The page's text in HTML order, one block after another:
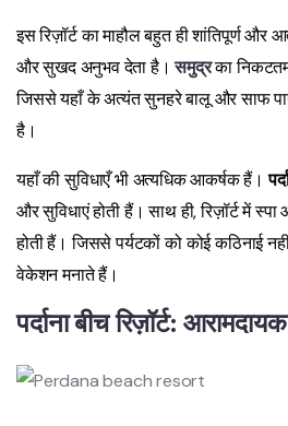
इस रिज़ॉर्ट का माहौल बहुत ही शांतिपूर्ण और
और सुखद अनुभव देता है।समुद्रका निकटतम
जिससे यहाँ के अत्यंत सुनहरे बालू और साफ
है।
यहाँ की सुविधाएँ भी अत्यधिक आकर्षक हैं।
और सुविधाएं होती हैं। साथ ही, रिज़ॉर्ट में
होती हैं। जिससे पर्यटकों को कोई कठिनाई
वेकेशन मनाते हैं।
पर्दाना बीच रिज़ॉर्ट: